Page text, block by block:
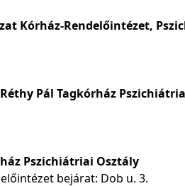
Kórház-Rendelőintézet,
Pál Tagkórház
Pszichiátriai Osztály
bejárat: Dob u. 3.